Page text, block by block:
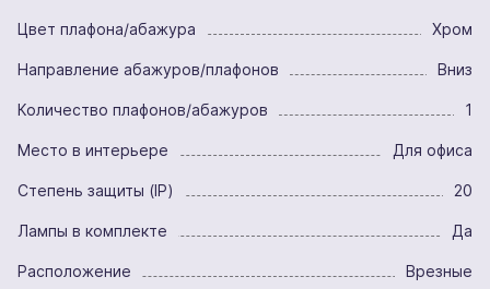
Цвет плафона/абажура Хром
Направление абажуров/плафонов Вниз
Количество плафонов/абажуров 1
Место в интерьере Для офиса
Степень защиты (IP) 20
Лампы в комплекте Да
Расположение Врезные